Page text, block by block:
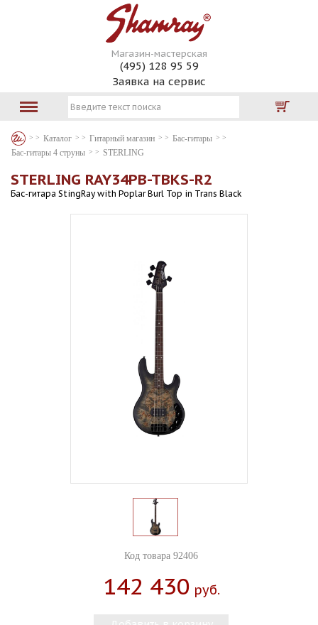
Магазин-мастерская
(495) 128 95 59
Заявка на сервис
Каталог Гитарный магазин
Бас-гитары
Бас-гитары 4 струны
STERLING
STERLING RAY34PB-TBKS-R2
Бас-гитара StingRay with Poplar Burl Top in Trans Black
Код товара 92406
142 430 Руб.